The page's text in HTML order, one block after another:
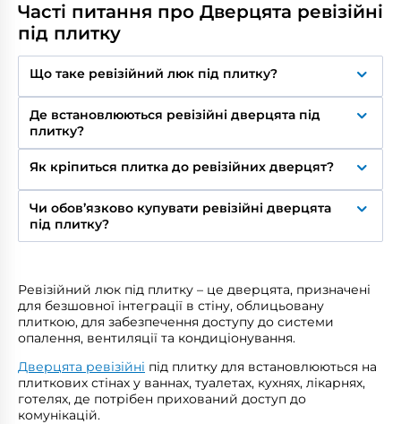
Часті питання про Дверцята ревізійні
під плитку
Що таке ревізійний люк під плитку?
Це знімні дверцята, поверхня яких облицьовується
тією ж керамічною плиткою, що й решта стіни. У
закритому стані практично непомітні –
забезпечують прихований доступ до труб,
лічильників, фільтрів, тощо.
Де встановлюються ревізійні дверцята під
плитку?
У ванних кімнатах і санвузлах, на кухні, у технічних
нішах і шахтах будь-яких приміщень із плиточним
облицюванням.
Як кріпиться плитка до ревізійних дверцят?
Дверцята мають металеву пластину, на яку
наноситься плитковий клей і кріпиться плитка.
Чи обов’язково купувати ревізійні дверцята
під плитку?
Ні. Якщо прихований монтаж не є пріоритетом,
важливо зберегти цілісний вигляд облицювання
та зробити люк максимально непомітним.
Ревізійний люк під плитку – це дверцята, призначені
для безшовної інтеграції в стіну, облицьовану
плиткою, для забезпечення доступу до системи
опалення, вентиляції та кондиціонування.
Дверцята ревізійні під плитку для встановлюються на
плиткових стінах у ваннах, туалетах, кухнях, лікарнях,
готелях, де потрібен прихований доступ до
комунікацій.